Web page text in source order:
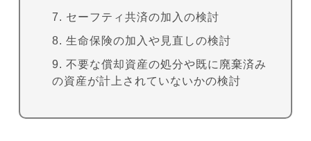
セーフティ共済の加入の検討
生命保険の加入や見直しの検討
不要な償却資産の処分や既に廃棄済み
の資産が計上されていないかの検討